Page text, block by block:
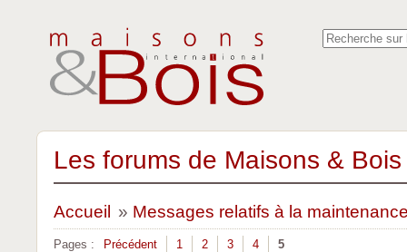
Les forums de Maisons &
Accueil » Messages relatifs à la
Pages : Précédent 1 2 3 4 5